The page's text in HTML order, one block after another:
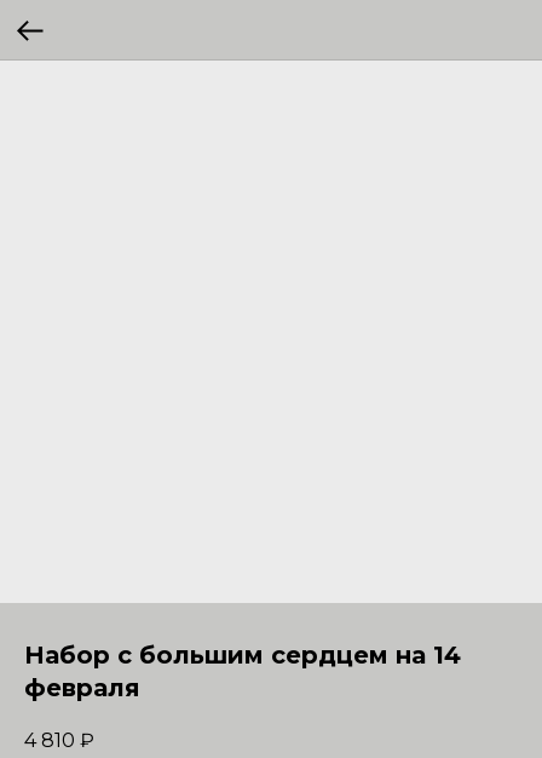
Набор с большим сердцем на 14
февраля
4 810 ₽